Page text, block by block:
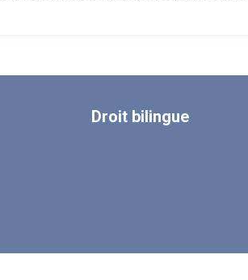
Droit bilingue